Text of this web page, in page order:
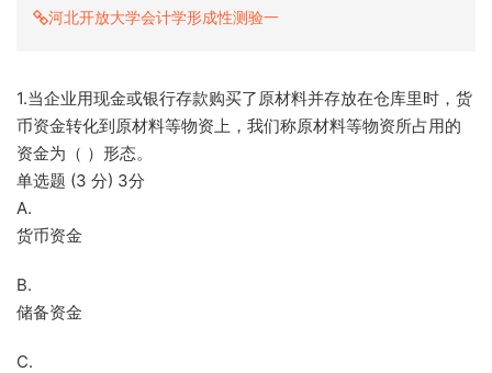
河北开放大学会计学形成性测验一
1.当企业用现金或银行存款购买了原材料并存放在仓库里时，货
币资金转化到原材料等物资上，我们称原材料等物资所占用的
资金为（ ）形态。
单选题 (3 分) 3分
A.
货币资金
B.
储备资金
C.